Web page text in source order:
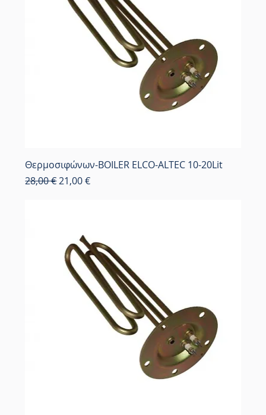
Θερμοσιφώνων-BOILER ELCO-ALTEC 10-20Lit
Κανονική τιμή
28,00 € Τιμή Έκπτωσης
21,00 €